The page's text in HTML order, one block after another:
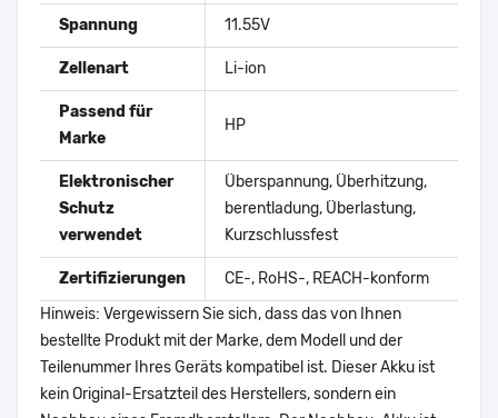
Spannung 11.55V
Zellenart Li-ion
Passend für
Marke
HP
Elektronischer
Schutz
verwendet
Überspannung, Überhitzung,
berentladung, Überlastung,
Kurzschlussfest
Zertifizierungen
CE-, RoHS-, REACH-konform
Hinweis: Vergewissern Sie sich, dass das von Ihnen
bestellte Produkt mit der Marke, dem Modell und der
Teilenummer Ihres Geräts kompatibel ist. Dieser Akku ist
kein Original-Ersatzteil des Herstellers, sondern ein